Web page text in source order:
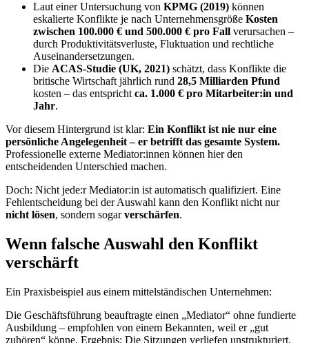
Laut einer Untersuchung von KPMG (2019) können
eskalierte Konflikte je nach Unternehmensgröße Kosten
zwischen 100.000 € und 500.000 € pro Fall verursachen –
durch Produktivitätsverluste, Fluktuation und rechtliche
Auseinandersetzungen.
Die ACAS-Studie (UK, 2021) schätzt, dass Konflikte die
britische Wirtschaft jährlich rund 28,5 Milliarden Pfund
kosten – das entsprichtca. 1.000 € pro Mitarbeiter:in und
Jahr.
Vor diesem Hintergrund ist klar: Ein Konflikt ist nie nur eine
persönliche Angelegenheit – er betrifft das gesamte System.
Professionelle externe Mediator:innen können hier den
entscheidenden Unterschied machen.
Doch: Nicht jede:r Mediator:in ist automatisch qualifiziert. Eine
Fehlentscheidung bei der Auswahl kann den Konflikt nicht nur
nicht lösen, sondern sogarverschärfen.
Wenn falsche Auswahl den Konflikt
verschärft
Ein Praxisbeispiel aus einem mittelständischen Unternehmen:
Die Geschäftsführung beauftragte einen „Mediator“ ohne fundierte
Ausbildung – empfohlen von einem Bekannten, weil er „gut
zuhören“ könne. Ergebnis: Die Sitzungen verliefen unstrukturiert,